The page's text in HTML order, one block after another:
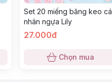
Set 20 miếng băng keo cá
nhân ngựa Lily
27.000đ
Chọn mua